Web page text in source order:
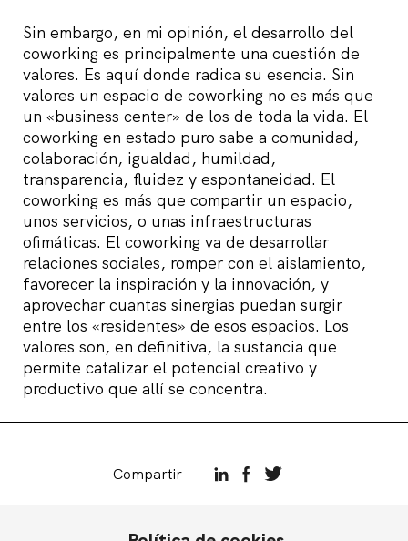
Sin embargo, en mi opinión, el desarrollo del
coworking es principalmente una cuestión de
valores. Es aquí donde radica su esencia. Sin
valores un espacio de coworking no es más que
un «business center» de los de toda la vida. El
coworking en estado puro sabe a comunidad,
colaboración, igualdad, humildad,
transparencia, fluidez y espontaneidad. El
coworking es más que compartir un espacio,
unos servicios, o unas infraestructuras
ofimáticas. El coworking va de desarrollar
relaciones sociales, romper con el aislamiento,
favorecer la inspiración y la innovación, y
aprovechar cuantas sinergias puedan surgir
entre los «residentes» de esos espacios. Los
valores son, en definitiva, la sustancia que
permite catalizar el potencial creativo y
productivo que allí se concentra.
Compartir